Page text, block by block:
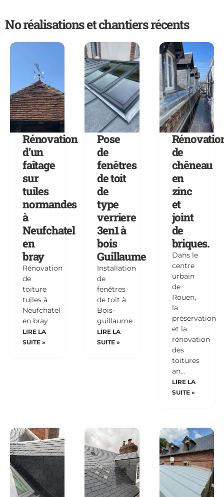
No réalisations et chantiers récents
Rénovation
d’un
faîtage
sur
tuiles
normandes
à
Neufchatel
en
bray
Rénovation
de
toiture
tuiles à
Neufchatel
en bray
LIRE LA
SUITE »
Pose
de
fenêtres
de toit
de
type
verriere
3en1 à
bois
Guillaume
Installation
de
fenêtres
de toit à
Bois-
guillaume
LIRE LA
SUITE »
de
chêneau
en
zinc
et
joint
de
briques.
Dans le
centre
urbain
de
Rouen,
la
préservation
et la
rénovation
des
toitures
an…
LIRE LA
SUITE »